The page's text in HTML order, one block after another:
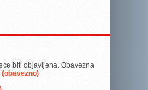
biti objavljena. Obavezna
(obavezno)